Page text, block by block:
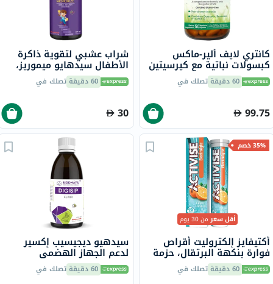
كانتري لايف ألير-ماكس
كبسولات نباتية مع كيرسيتين
وبروميلين وفيتامين سي،
حزمة من 50
60 دقيقة تصلك في
99.75
شراب عشبي لتقوية ذاكرة
الأطفال سيدهايو ميموريز،
100 مل 60 دقيقة تصلك في
30
35% خصم
أقل سعرمن 30 يوم
أكتيفايز إلكتروليت أقراص
فوارة بنكهة البرتقال، حزمة
من 20 60 دقيقة تصلك في
سيدهيو ديجيسيب إكسير
لدعم الجهاز الهضمي
مل 60 دقيقة تصلك في